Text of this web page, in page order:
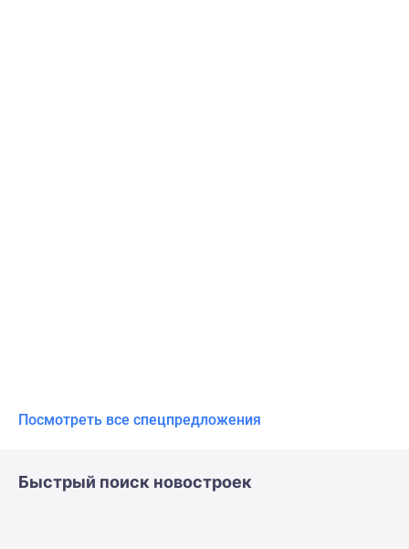
Посмотреть все спецпредложения
Быстрый поиск новостроек